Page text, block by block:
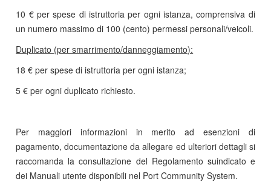
10 € per spese di istruttoria per ogni istanza, comprensiva di
un numero massimo di 100 (cento) permessi personali/veicoli.
Duplicato (per smarrimento/danneggiamento):
18 € per spese di istruttoria per ogni istanza;
5 € per ogni duplicato richiesto.
Per maggiori informazioni in merito ad esenzioni di
pagamento, documentazione da allegare ed ulteriori dettagli si
raccomanda la consultazione del Regolamento suindicato e
dei Manuali utente disponibili nel Port Community System.